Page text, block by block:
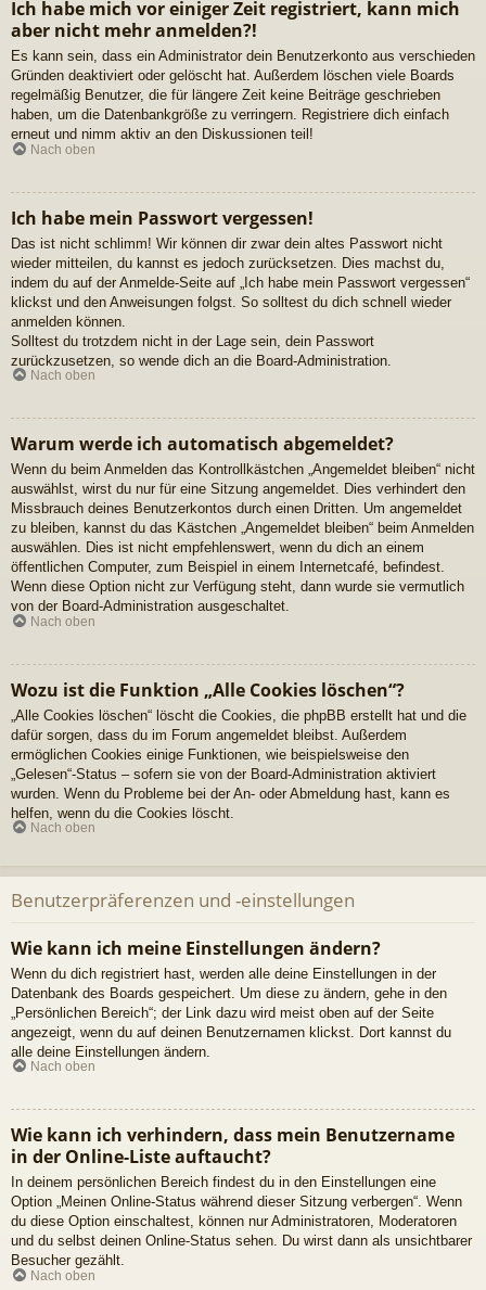
Ich habe mich vor einiger Zeit registriert, kann mich
aber nicht mehr anmelden?!
Es kann sein, dass ein Administrator dein Benutzerkonto aus verschieden
Gründen deaktiviert oder gelöscht hat. Außerdem löschen viele Boards
regelmäßig Benutzer, die für längere Zeit keine Beiträge geschrieben
haben, um die Datenbankgröße zu verringern. Registriere dich einfach
erneut und nimm aktiv an den Diskussionen teil!
Nach oben
Ich habe mein Passwort vergessen!
Das ist nicht schlimm! Wir können dir zwar dein altes Passwort nicht
wieder mitteilen, du kannst es jedoch zurücksetzen. Dies machst du,
indem du auf der Anmelde-Seite auf „Ich habe mein Passwort vergessen“
klickst und den Anweisungen folgst. So solltest du dich schnell wieder
anmelden können.
Solltest du trotzdem nicht in der Lage sein, dein Passwort
zurückzusetzen, so wende dich an die Board-Administration.
Nach oben
Warum werde ich automatisch abgemeldet?
Wenn du beim Anmelden das Kontrollkästchen „Angemeldet bleiben“ nicht
auswählst, wirst du nur für eine Sitzung angemeldet. Dies verhindert den
Missbrauch deines Benutzerkontos durch einen Dritten. Um angemeldet
zu bleiben, kannst du das Kästchen „Angemeldet bleiben“ beim Anmelden
auswählen. Dies ist nicht empfehlenswert, wenn du dich an einem
öffentlichen Computer, zum Beispiel in einem Internetcafé, befindest.
Wenn diese Option nicht zur Verfügung steht, dann wurde sie vermutlich
von der Board-Administration ausgeschaltet.
Nach oben
Wozu ist die Funktion „Alle Cookies löschen“?
„Alle Cookies löschen“ löscht die Cookies, die phpBB erstellt hat und die
dafür sorgen, dass du im Forum angemeldet bleibst. Außerdem
ermöglichen Cookies einige Funktionen, wie beispielsweise den
„Gelesen“-Status – sofern sie von der Board-Administration aktiviert
wurden. Wenn du Probleme bei der An- oder Abmeldung hast, kann es
helfen, wenn du die Cookies löscht.
Nach oben
Benutzerpräferenzen und -einstellungen
Wie kann ich meine Einstellungen ändern?
Wenn du dich registriert hast, werden alle deine Einstellungen in der
Datenbank des Boards gespeichert. Um diese zu ändern, gehe in den
„Persönlichen Bereich“; der Link dazu wird meist oben auf der Seite
angezeigt, wenn du auf deinen Benutzernamen klickst. Dort kannst du
alle deine Einstellungen ändern.
Nach oben
Wie kann ich verhindern, dass mein Benutzername
in der Online-Liste auftaucht?
In deinem persönlichen Bereich findest du in den Einstellungen eine
Option „Meinen Online-Status während dieser Sitzung verbergen“. Wenn
du diese Option einschaltest, können nur Administratoren, Moderatoren
und du selbst deinen Online-Status sehen. Du wirst dann als unsichtbarer
Besucher gezählt.
Nach oben